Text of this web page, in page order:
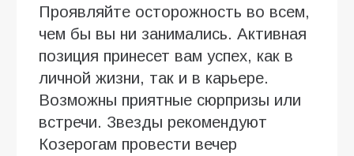
Проявляйте осторожность во всем,
чем бы вы ни занимались. Активная
позиция принесет вам успех, как в
личной жизни, так и в карьере.
Возможны приятные сюрпризы или
встречи. Звезды рекомендуют
Козерогам провести вечер